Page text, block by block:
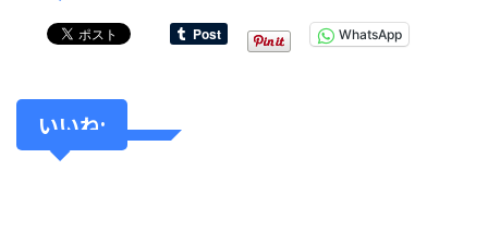
WhatsApp
いいね: